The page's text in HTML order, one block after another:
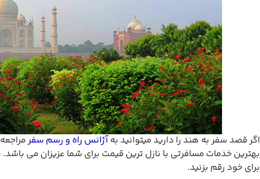
اگر قصد سفر به هند را دارید میتوانید بهآژانس راه و رسم سفر
بهترین خدمات مسافرتی با نازل ترین قیمت برای شما عزیزان می باشد.
برای خود رقم بزنید.